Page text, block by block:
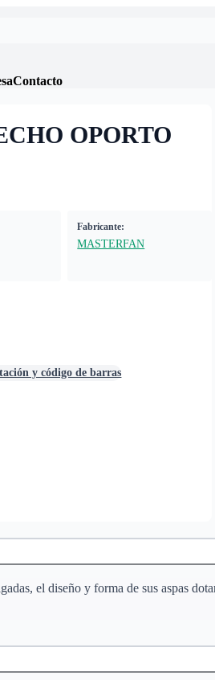
Contacto
OPORTO
Fabricante:
MASTERFAN
y código de barras
el diseño y forma de sus aspas